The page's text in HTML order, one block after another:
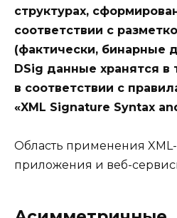
структурах,
соответствии с
(фактически, бинарные
DSig данные хранятся в
в соответствии с
«XML Signature Syntax
Область применения XML-
приложения и веб-